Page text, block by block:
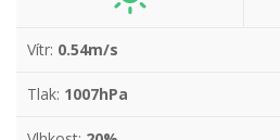
Vítr: 0.54m/s
Tlak: 1007hPa